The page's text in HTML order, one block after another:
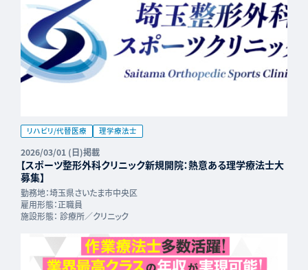
リハビリ/代替医療 理学療法士
2026/03/01 (日)掲載
【スポーツ整形外科クリニック新規開院：熱意ある理学療法士大
募集】
勤務地：埼玉県さいたま市中央区
雇用形態：正職員
施設形態： 診療所／クリニック